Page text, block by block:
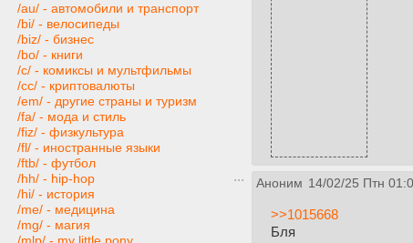
/au/ - автомобили и транспорт
/bi/ - велосипеды
/biz/ - бизнес
/bo/ - книги
/c/ - комиксы и мультфильмы
/cc/ - криптовалюты
/em/ - другие страны и туризм
/fa/ - мода и стиль
/fiz/ - физкультура
/fl/ - иностранные языки
/ftb/ - футбол
/hh/ - hip-hop
/hi/ - история
/me/ - медицина
/mg/ - магия
Аноним 14/02/25 Птн
>>1015668
Бля